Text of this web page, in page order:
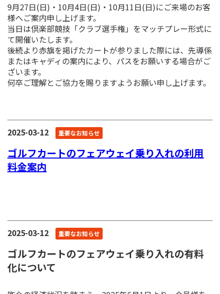
9月27日(日)・10月4日(日)・10月11日(日)にご来場のお客
様へご案内申し上げます。
当日は倶楽部競技「クラブ選手権」をマッチプレー形式に
て開催いたします。
後続より赤旗を掲げたカートが参りました際には、先導係
またはキャディの案内により、パスをお願いする場合がご
ざいます。
何卒ご理解とご協力を賜りますようお願い申し上げます。
2025-03-12 重要なお知らせ
ゴルフカートのフェアウェイ乗り入れの利用
料金案内
2025-03-12 重要なお知らせ
ゴルフカートのフェアウェイ乗り入れの有料
化について